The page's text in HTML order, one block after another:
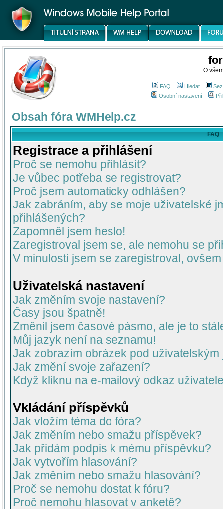
O
FAQ Hledat
Osobní nastavení
Obsah fóra WMHelp.cz
FAQ
Registrace a přihlášení
Proč se nemohu přihlásit?
Je vůbec potřeba se registrovat?
Proč jsem automaticky odhlášen?
Jak zabráním, aby se moje uživatelské
přihlášených?
Zapomněl jsem heslo!
Zaregistroval jsem se, ale nemohu se
V minulosti jsem se zaregistroval,
Uživatelská nastavení
Jak změním svoje nastavení?
Časy jsou špatně!
Změnil jsem časové pásmo, ale je to
Můj jazyk není na seznamu!
Jak zobrazím obrázek pod uživatelským
Jak změní svoje zařazení?
Když kliknu na e-mailový odkaz
Vkládání příspěvků
Jak vložím téma do fóra?
Jak změním nebo smažu příspěvek?
Jak přidám podpis k mému příspěvku?
Jak vytvořím hlasování?
Jak změním nebo smažu hlasování?
Proč se nemohu dostat k fóru?
Proč nemohu hlasovat v anketě?